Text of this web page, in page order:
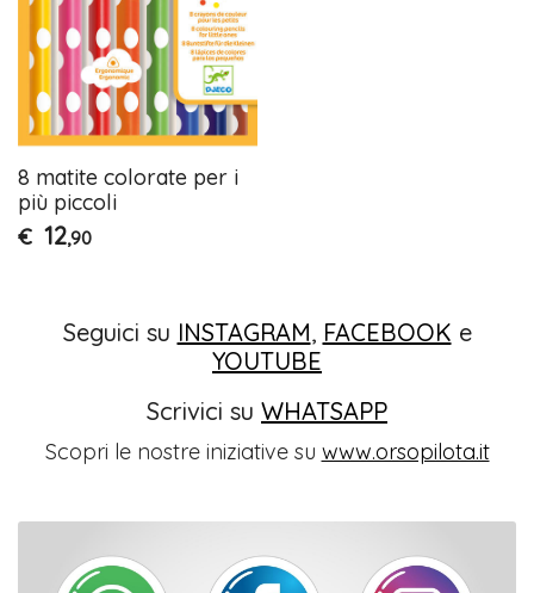
8 matite colorate per i
più piccoli
€ 12,90
Seguici su INSTAGRAM, FACEBOOK e
YOUTUBE
Scrivici su WHATSAPP
Scopri le nostre iniziative su www.orsopilota.it